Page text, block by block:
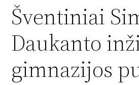
Šventiniai
Daukanto
gimnazijos